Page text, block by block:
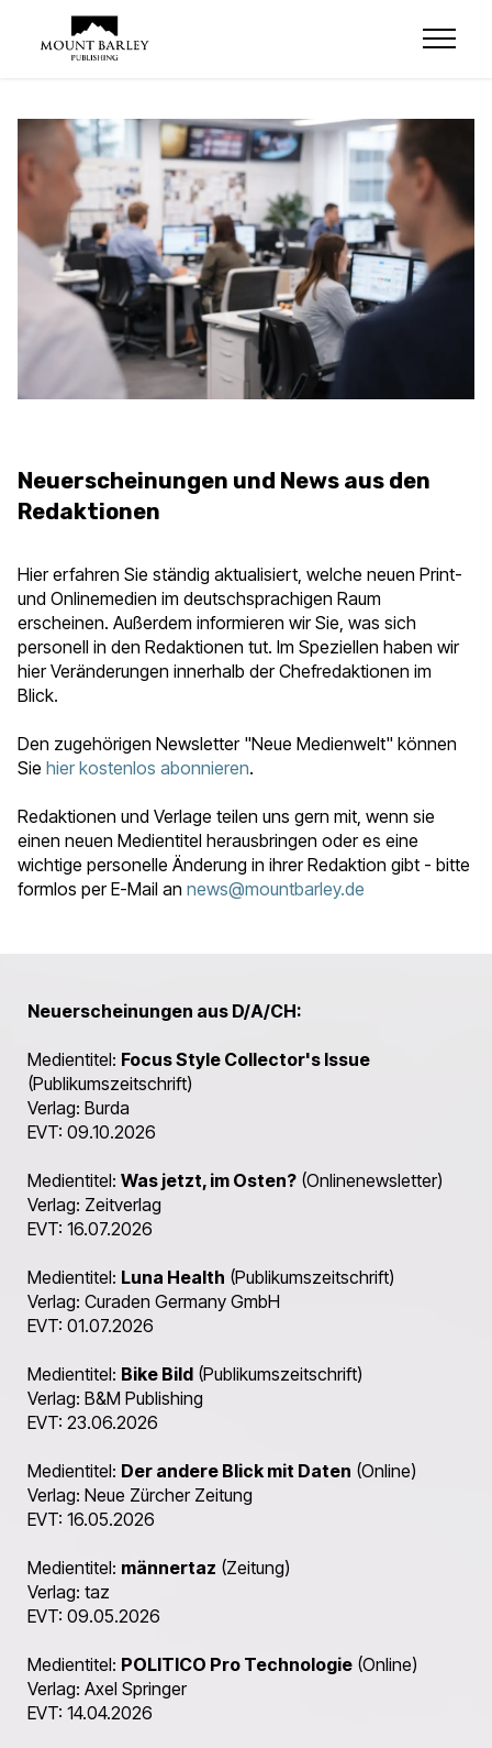
Neuerscheinungen und News aus den
Redaktionen
Hier erfahren Sie ständig aktualisiert, welche neuen Print-
und Onlinemedien im deutschsprachigen Raum
erscheinen. Außerdem informieren wir Sie, was sich
personell in den Redaktionen tut. Im Speziellen haben wir
hier Veränderungen innerhalb der Chefredaktionen im
Blick.
Den zugehörigen Newsletter "Neue Medienwelt" können
Sie hier kostenlos abonnieren.
Redaktionen und Verlage teilen uns gern mit, wenn sie
einen neuen Medientitel herausbringen oder es eine
wichtige personelle Änderung in ihrer Redaktion gibt - bitte
formlos per E-Mail an news@mountbarley.de
Neuerscheinungen aus D/A/CH:
Medientitel: Focus Style Collector's Issue
(Publikumszeitschrift)
Verlag: Burda
EVT: 09.10.2026
Medientitel: Was jetzt, im Osten? (Onlinenewsletter)
Verlag: Zeitverlag
EVT: 16.07.2026
Medientitel: Luna Health (Publikumszeitschrift)
Verlag: Curaden Germany GmbH
EVT: 01.07.2026
Medientitel: Bike Bild (Publikumszeitschrift)
Verlag: B&M Publishing
EVT: 23.06.2026
Medientitel: Der andere Blick mit Daten (Online)
Verlag: Neue Zürcher Zeitung
EVT: 16.05.2026
Medientitel: männertaz (Zeitung)
Verlag: taz
EVT: 09.05.2026
Medientitel: POLITICO Pro Technologie (Online)
Verlag: Axel Springer
EVT: 14.04.2026